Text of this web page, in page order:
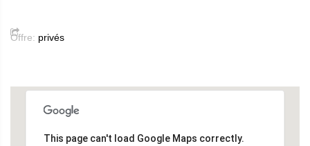
Offre: privés
This page can't load Google Maps correctly.